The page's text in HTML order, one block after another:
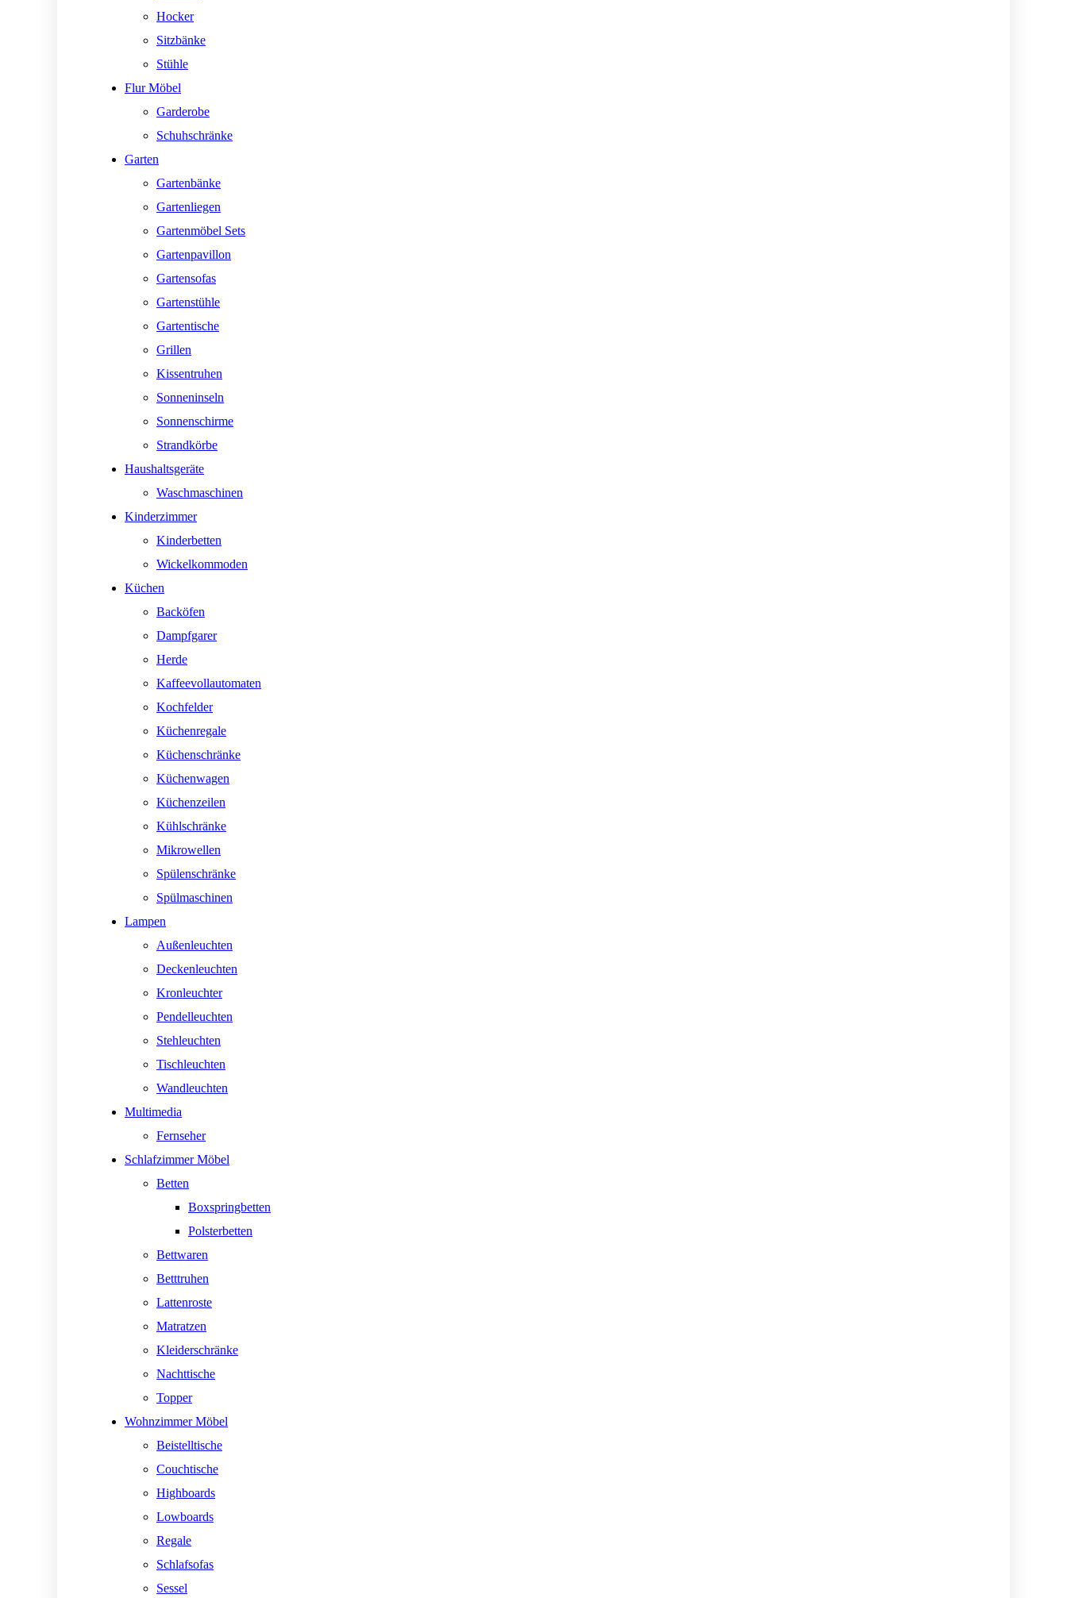
Hocker
Sitzbänke
Stühle
Flur Möbel
Garderobe
Schuhschränke
Garten
Gartenbänke
Gartenliegen
Gartenmöbel Sets
Gartenpavillon
Gartensofas
Gartenstühle
Gartentische
Grillen
Kissentruhen
Sonneninseln
Sonnenschirme
Strandkörbe
Haushaltsgeräte
Waschmaschinen
Kinderzimmer
Kinderbetten
Wickelkommoden
Küchen
Backöfen
Dampfgarer
Herde
Kaffeevollautomaten
Kochfelder
Küchenregale
Küchenschränke
Küchenwagen
Küchenzeilen
Kühlschränke
Mikrowellen
Spülenschränke
Spülmaschinen
Lampen
Außenleuchten
Deckenleuchten
Kronleuchter
Pendelleuchten
Stehleuchten
Tischleuchten
Wandleuchten
Multimedia
Fernseher
Schlafzimmer Möbel
Betten
Boxspringbetten
Polsterbetten
Bettwaren
Betttruhen
Lattenroste
Matratzen
Kleiderschränke
Nachttische
Topper
Wohnzimmer Möbel
Beistelltische
Couchtische
Highboards
Lowboards
Regale
Schlafsofas
Sessel